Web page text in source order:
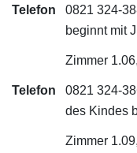
Telefon
0821 324-
beginnt mit
Zimmer
Telefon
0821 324-
des Kindes
Zimmer